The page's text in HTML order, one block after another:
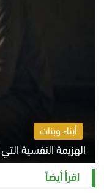
أبناء وبنات
الهزيمة النفسية
الخميس 6 أغسطس 2026 11:12 ص
اقرأ أيضاً